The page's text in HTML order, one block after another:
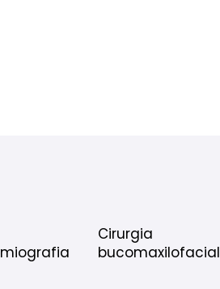
Cirurgia
bucomaxilofacial